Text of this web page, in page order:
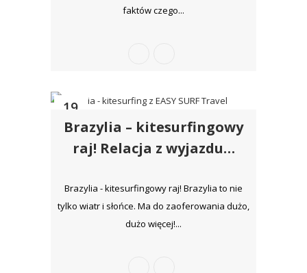
faktów czego...
19
lut
Brazylia – kitesurfingowy
raj! Relacja z wyjazdu…
Brazylia - kitesurfingowy raj! Brazylia to nie
tylko wiatr i słońce. Ma do zaoferowania dużo,
dużo więcej!...